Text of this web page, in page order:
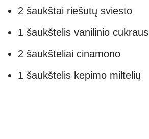
2 šaukštai riešutų sviesto
1 šaukštelis vanilinio cukraus
2 šaukšteliai cinamono
1 šaukštelis kepimo miltelių